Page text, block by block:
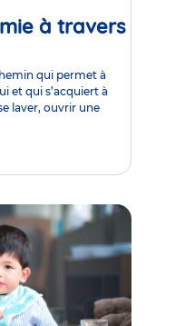
à travers
qui permet à
et qui s’acquiert à
laver, ouvrir une